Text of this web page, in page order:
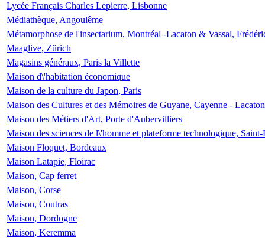
Lycée Français Charles Lepierre, Lisbonne
Médiathèque, Angoulême
Métamorphose de l'insectarium, Montréal -Lacaton & Vassal,
Maaglive, Zürich
Magasins généraux, Paris la Villette
Maison d\'habitation économique
Maison de la culture du Japon, Paris
Maison des Cultures et des Mémoires de Guyane, Cayenne -
Maison des Métiers d'Art, Porte d'Aubervilliers
Maison des sciences de l\'homme et plateforme technologique,
Maison Floquet, Bordeaux
Maison Latapie, Floirac
Maison, Cap ferret
Maison, Corse
Maison, Coutras
Maison, Dordogne
Maison, Keremma